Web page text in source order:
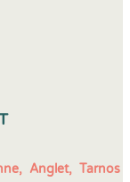
Anglet, Tarnos